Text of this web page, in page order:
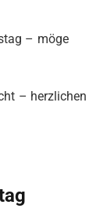
– möge
– herzlichen